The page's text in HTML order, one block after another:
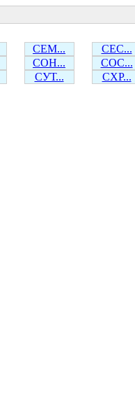
СЕМ... СЕС...
СОН... СОС...
СУТ... СХР...